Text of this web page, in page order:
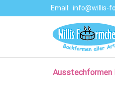
Email: info@willis-
Ausstechformen